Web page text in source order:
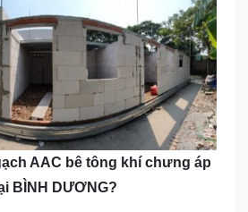
AAC bê tông khí chưng áp
BÌNH DƯƠNG?